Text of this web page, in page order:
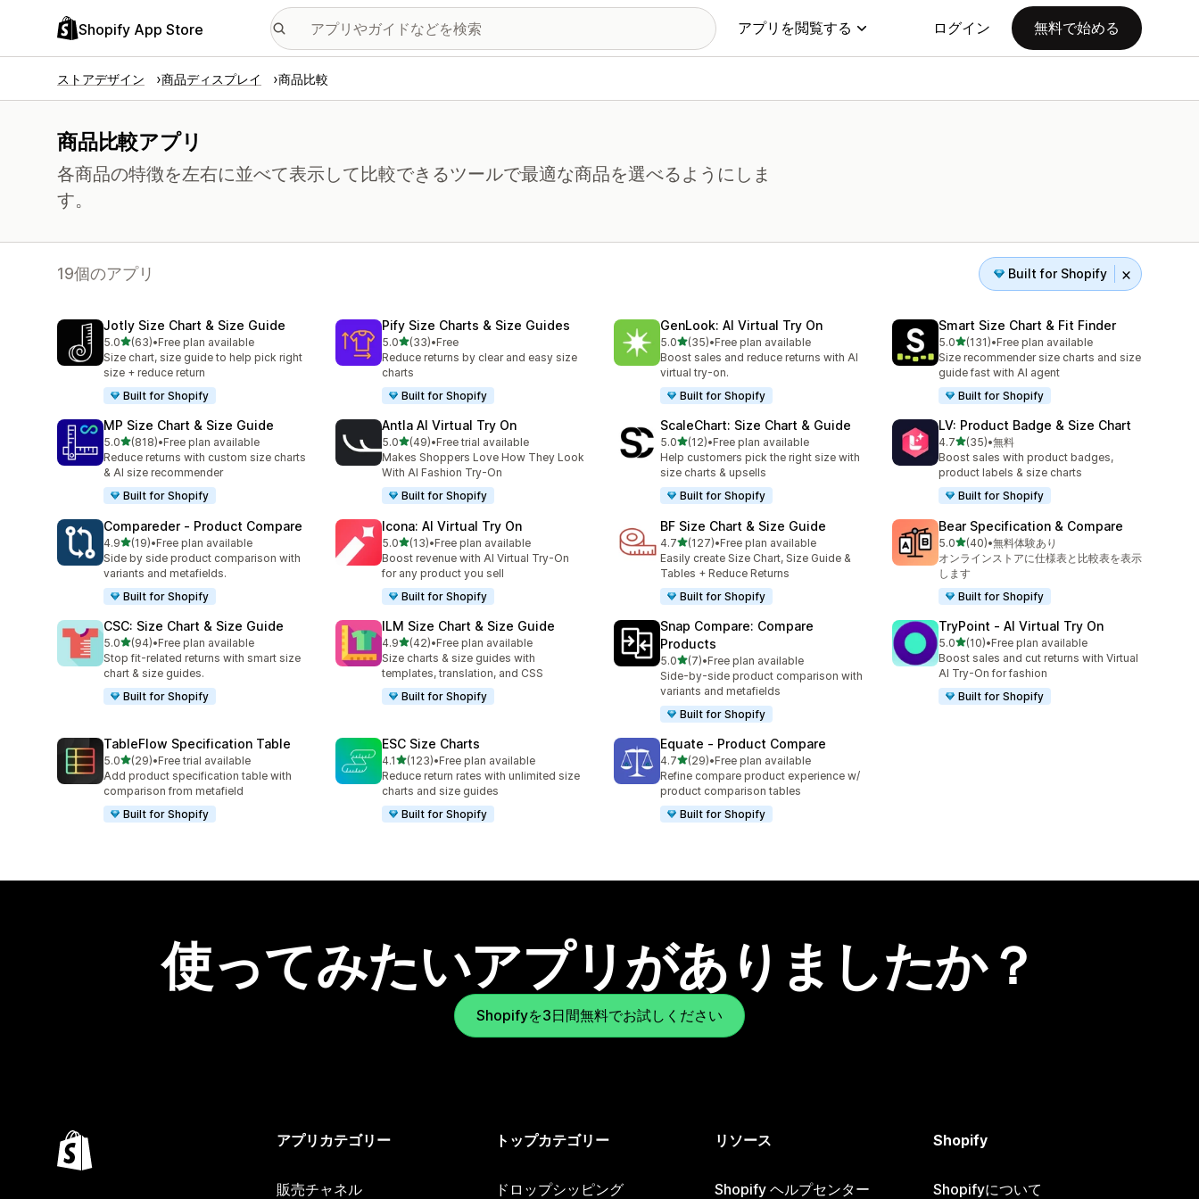
Shopify App Store アプリを閲覧する ログイン 無料で始める
ストアデザイン 商品ディスプレイ 商品比較
商品比較アプリ
各商品の特徴を左右に並べて表示して比較できるツールで最適な商品を選べるようにしま
す。
19個のアプリ Built for Shopify
Jotly Size Chart & Size Guide
5.05つ星中
(63)
合計レビュー数：63件
•Free plan available
Size chart, size guide to help pick right
size + reduce return
Built for Shopify
Pify Size Charts & Size Guides
5.05つ星中
(33)
合計レビュー数：33件
•Free
Reduce returns by clear and easy size
charts
Built for Shopify
GenLook: AI Virtual Try On
5.05つ星中
(35)
合計レビュー数：35件
•Free plan available
Boost sales and reduce returns with AI
virtual try-on.
Built for Shopify
Smart Size Chart & Fit Finder
5.05つ星中
(131)
合計レビュー数：131件
•Free plan available
Size recommender size charts and size
guide fast with AI agent
Built for Shopify
MP Size Chart & Size Guide
5.05つ星中
(818)
合計レビュー数：818件
•Free plan available
Reduce returns with custom size charts
& AI size recommender
Built for Shopify
Antla AI Virtual Try On
5.05つ星中
(49)
合計レビュー数：49件
•Free trial available
Makes Shoppers Love How They Look
With AI Fashion Try-On
Built for Shopify
ScaleChart: Size Chart & Guide
5.05つ星中
(12)
合計レビュー数：12件
•Free plan available
Help customers pick the right size with
size charts & upsells
Built for Shopify
LV: Product Badge & Size Chart
4.75つ星中
(35)
合計レビュー数：35件
•無料
Boost sales with product badges,
product labels & size charts
Built for Shopify
Compareder ‑ Product Compare
4.95つ星中
(19)
合計レビュー数：19件
•Free plan available
Side by side product comparison with
variants and metafields.
Built for Shopify
Icona: AI Virtual Try On
5.05つ星中
(13)
合計レビュー数：13件
•Free plan available
Boost revenue with AI Virtual Try-On
for any product you sell
Built for Shopify
BF Size Chart & Size Guide
4.75つ星中
(127)
合計レビュー数：127件
•Free plan available
Easily create Size Chart, Size Guide &
Tables + Reduce Returns
Built for Shopify
Bear Specification & Compare
5.05つ星中
(40)
合計レビュー数：40件
•無料体験あり
オンラインストアに仕様表と比較表を表示
します
Built for Shopify
CSC: Size Chart & Size Guide
5.05つ星中
(94)
合計レビュー数：94件
•Free plan available
Stop fit-related returns with smart size
chart & size guides.
Built for Shopify
ILM Size Chart & Size Guide
4.95つ星中
(42)
合計レビュー数：42件
•Free plan available
Size charts & size guides with
templates, translation, and CSS
Built for Shopify
Snap Compare: Compare
Products
5.05つ星中
(7)
合計レビュー数：7件
•Free plan available
Side-by-side product comparison with
variants and metafields
Built for Shopify
TryPoint ‑ AI Virtual Try On
5.05つ星中
(10)
合計レビュー数：10件
•Free plan available
Boost sales and cut returns with Virtual
AI Try-On for fashion
Built for Shopify
TableFlow Specification Table
5.05つ星中
(29)
合計レビュー数：29件
•Free trial available
Add product specification table with
comparison from metafield
Built for Shopify
ESC Size Charts
4.15つ星中
(123)
合計レビュー数：123件
•Free plan available
Reduce return rates with unlimited size
charts and size guides
Built for Shopify
Equate ‑ Product Compare
4.75つ星中
(29)
合計レビュー数：29件
•Free plan available
Refine compare product experience w/
product comparison tables
Built for Shopify
使ってみたいアプリがありましたか？
Shopifyを3日間無料でお試しください
アプリカテゴリー
販売チャネル
トップカテゴリー
ドロップシッピング
リソース
Shopify ヘルプセンター
Shopify
Shopifyについて